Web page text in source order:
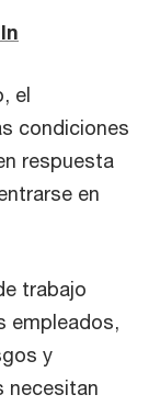
el
condiciones
respuesta
en
trabajo
empleados,
y
necesitan